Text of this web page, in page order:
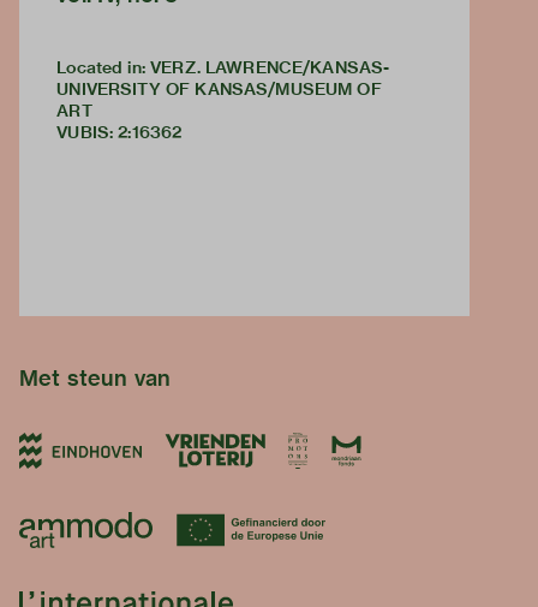
Located in: VERZ. LAWRENCE/KANSAS-
UNIVERSITY OF KANSAS/MUSEUM OF
ART
VUBIS: 2:16362
Met steun van